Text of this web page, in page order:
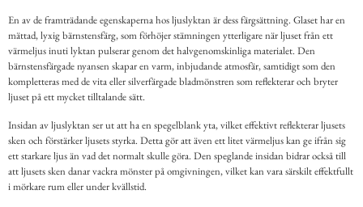
En av de framträdande egenskaperna hos ljuslyktan är dess färgsättning. Glaset har en
mättad, lyxig bärnstensfärg, som förhöjer stämningen ytterligare när ljuset från ett
värmeljus inuti lyktan pulserar genom det halvgenomskinliga materialet. Den
bärnstensfärgade nyansen skapar en varm, inbjudande atmosfär, samtidigt som den
kompletteras med de vita eller silverfärgade bladmönstren som reflekterar och bryter
ljuset på ett mycket tilltalande sätt.
Insidan av ljuslyktan ser ut att ha en spegelblank yta, vilket effektivt reflekterar ljusets
sken och förstärker ljusets styrka. Detta gör att även ett litet värmeljus kan ge ifrån sig
ett starkare ljus än vad det normalt skulle göra. Den speglande insidan bidrar också till
att ljusets sken danar vackra mönster på omgivningen, vilket kan vara särskilt effektfullt
i mörkare rum eller under kvällstid.